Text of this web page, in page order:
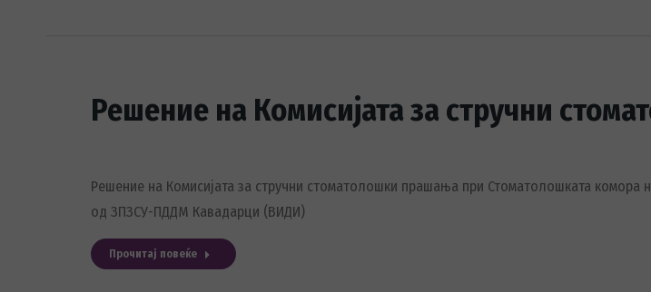
Решение на Комисијата за стручни
Решение на Комисијата за стручни стоматолошки прашања при Стоматолошката
од ЗПЗСУ-ПДДМ Кавадарци (ВИДИ)
Прочитај повеќе